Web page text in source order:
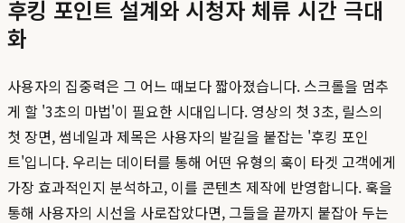
후킹 포인트 설계와 시청자 체류 시간 극대
화
사용자의 집중력은 그 어느 때보다 짧아졌습니다. 스크롤을 멈추
게 할 '3초의 마법'이 필요한 시대입니다. 영상의 첫 3초, 릴스의
첫 장면, 썸네일과 제목은 사용자의 발길을 붙잡는 '후킹 포인
트'입니다. 우리는 데이터를 통해 어떤 유형의 훅이 타겟 고객에게
가장 효과적인지 분석하고, 이를 콘텐츠 제작에 반영합니다. 훅을
통해 사용자의 시선을 사로잡았다면, 그들을 끝까지 붙잡아 두는